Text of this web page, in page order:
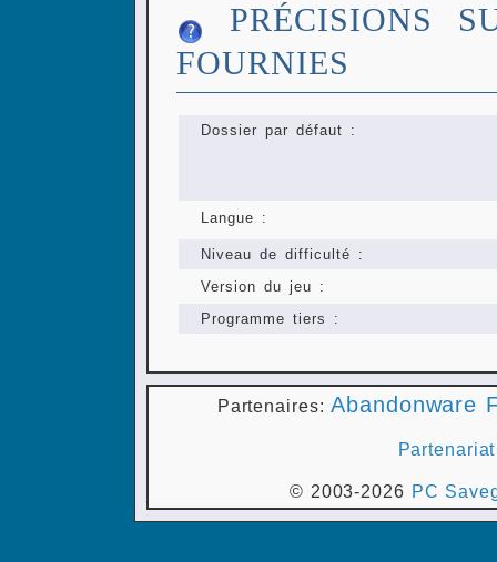
PRÉCISIONS
FOURNIES
Dossier par défaut :
Langue :
Niveau de difficulté :
Version du jeu :
Programme tiers :
Partenaires:Abandonware
Partenariat
© 2003-2026 PC